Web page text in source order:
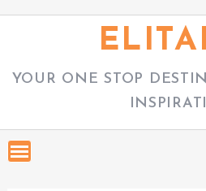
YOUR ONE STOP